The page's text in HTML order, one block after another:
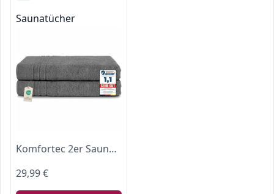
Saunatücher
Komfortec 2er Saunahandtuch Set 80x200 cm, Große Saunatücher
29,99 €